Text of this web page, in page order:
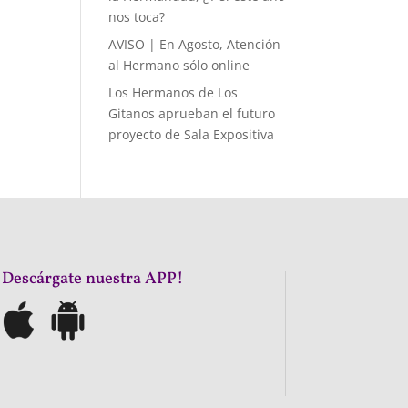
nos toca?
AVISO | En Agosto, Atención
al Hermano sólo online
Los Hermanos de Los
Gitanos aprueban el futuro
proyecto de Sala Expositiva
nuestra APP!